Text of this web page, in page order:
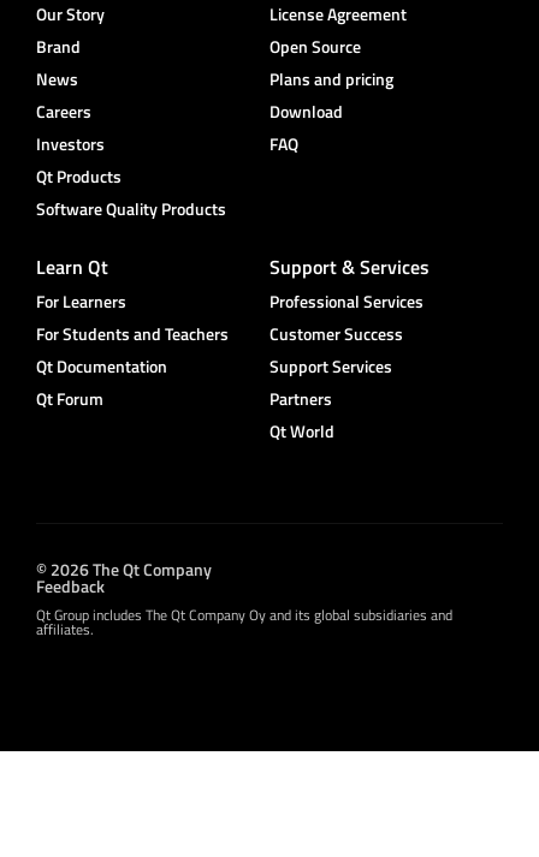
Our Story
Brand
News
Careers
Investors
Qt Products
Software Quality Products
License Agreement
Open Source
Plans and pricing
Download
FAQ
Learn Qt
For Learners
For Students and Teachers
Qt Documentation
Qt Forum
Support & Services
Professional Services
Customer Success
Support Services
Partners
Qt World
© 2026 The Qt Company
Feedback
Qt Group includes The Qt Company Oy and its global subsidiaries and
affiliates.